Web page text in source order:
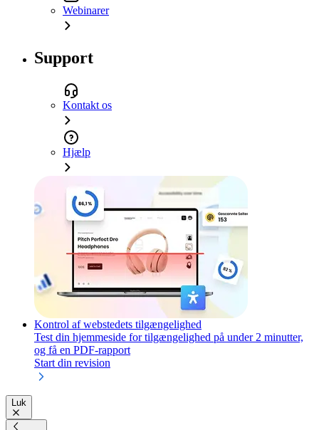
Webinarer
Support
Kontakt os
Hjælp
Kontrol af webstedets tilgængelighed
Test din hjemmeside for tilgængelighed på under 2 minutter,
og få en PDF-rapport
Start din revision
Luk